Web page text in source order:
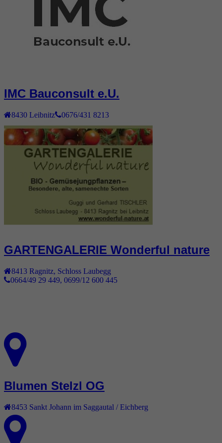
IMC Bauconsult e.U.
8430 Leibnitz 0676/431 8213
GARTENGALERIE Wonderful nature
8413 Ragnitz
Schloss Laubegg
0664/49 29 449, 0699/12 600 445
Blumen Stelzl OG
8453 Sankt Johann im Saggautal / Eichberg